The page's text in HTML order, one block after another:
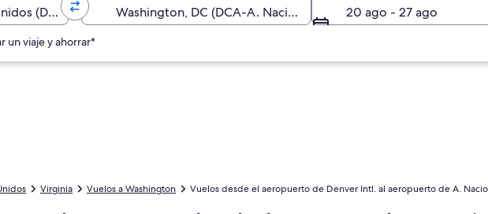
20 ago - 27 ago
un viaje y ahorrar*
Virginia Vuelos a Washington Vuelos desde el aeropuerto de Denver Intl. al aeropuerto de A.